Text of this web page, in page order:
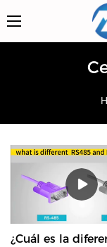
¿Cuál es la